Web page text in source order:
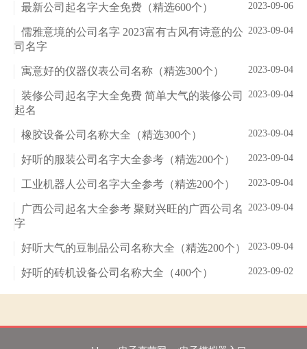
2023-09-06
最新公司起名字大全免费（精选600个）
2023-09-04
儒雅意境的公司名字 2023富有古风有诗意的公
司名字
2023-09-04
寓意好的仪器仪表公司名称（精选300个）
2023-09-04
装修公司起名字大全免费 简单大气的装修公司
起名
2023-09-04
橡胶设备公司名称大全（精选300个）
2023-09-04
好听的服装公司名字大全参考（精选200个）
2023-09-04
工业机器人公司名字大全参考（精选200个）
2023-09-04
广西公司起名大全参考 聚财兴旺的广西公司名
字
2023-09-04
好听大气的豆制品公司名称大全（精选200个）
2023-09-02
好听的砖机设备公司名称大全（400个）